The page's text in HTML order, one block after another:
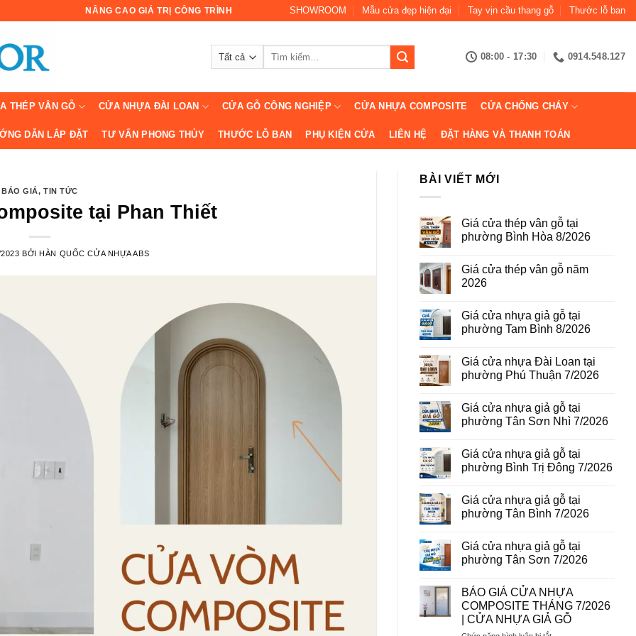
NÂNG CAO GIÁ TRỊ CÔNG TRÌNH SHOWROOM Mẫu cửa đẹp hiện đại Tay vịn cầu thang gỗ Thước lỗ ban
08:00 - 17:30 0914.548.127
THÉP VÂN GỖ CỬA NHỰA ĐÀI LOAN CỬA GỖ CÔNG NGHIỆP CỬA NHỰA COMPOSITE CỬA CHỐNG CHÁY
DẪN LẮP ĐẶT TƯ VẤN PHONG THỦY THƯỚC LỖ BAN PHỤ KIỆN CỬA LIÊN HỆ ĐẶT HÀNG VÀ THANH TOÁN
BÁO GIÁ,TIN TỨC
tại Phan Thiết
BỞIHÀN QUỐC CỬA NHỰA ABS
BÀI VIẾT MỚI
Giá cửa thép vân gỗ tại
phường Bình Hòa 8/2026
bình
luận
ở
thép
vân
gỗ
Bình
Hòa
8/2026
Giá cửa thép vân gỗ năm
2026
bình
luận
ở
thép
vân
gỗ
Giá cửa nhựa giả gỗ tại
phường Tam Bình 8/2026
bình
luận
ở
nhựa
giả
gỗ
Tam
Bình
8/2026
Giá cửa nhựa Đài Loan tại
phường Phú Thuận 7/2026
bình
luận
ở
nhựa
Đài
Loan
Phú
Thuận
7/2026
Giá cửa nhựa giả gỗ tại
phường Tân Sơn Nhì 7/2026
bình
luận
ở
nhựa
giả
gỗ
Tân
Sơn
Nhì
Giá cửa nhựa giả gỗ tại
phường Bình Trị Đông 7/2026
bình
luận
ở
nhựa
giả
gỗ
Bình
Trị
Đông
7/2026
Giá cửa nhựa giả gỗ tại
phường Tân Bình 7/2026
bình
luận
ở
nhựa
giả
gỗ
tại
Giá cửa nhựa giả gỗ tại
phường Tân Sơn 7/2026
bình
luận
ở
Giá
BÁO GIÁ CỬA NHỰA
COMPOSITE THÁNG 7/2026
| CỬA NHỰA GIẢ GỖ